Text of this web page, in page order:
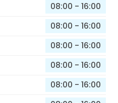
08:00 - 16:00
08:00 - 16:00
08:00 - 16:00
08:00 - 16:00
08:00 - 16:00